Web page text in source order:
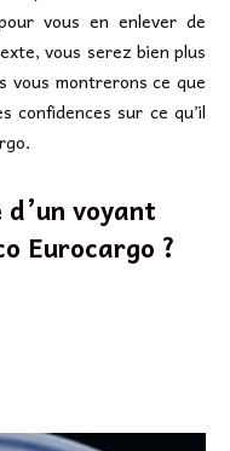
vous en enlever de
vous serez bien plus
vous montrerons ce que
confidences sur ce qu’il
voyant
Eurocargo ?